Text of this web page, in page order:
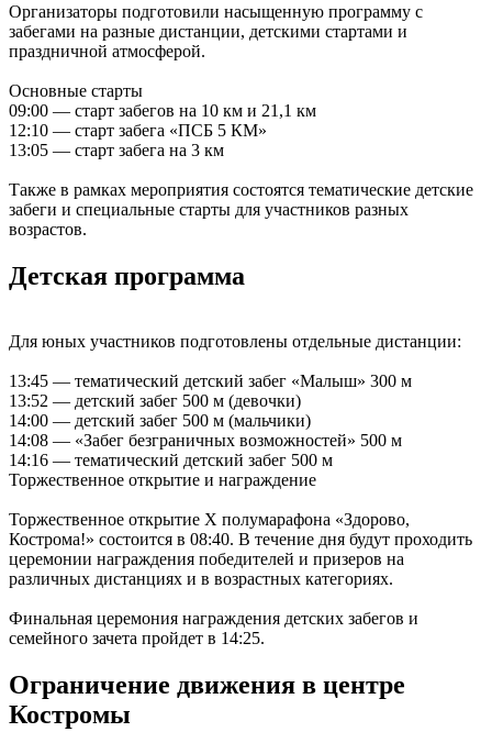
Организаторы подготовили насыщенную программу с
забегами на разные дистанции, детскими стартами и
праздничной атмосферой.
Основные старты
09:00 — старт забегов на 10 км и 21,1 км
12:10 — старт забега «ПСБ 5 КМ»
13:05 — старт забега на 3 км
Также в рамках мероприятия состоятся тематические детские
забеги и специальные старты для участников разных
возрастов.
Детская программа
Для юных участников подготовлены отдельные дистанции:
13:45 — тематический детский забег «Малыш» 300 м
13:52 — детский забег 500 м (девочки)
14:00 — детский забег 500 м (мальчики)
14:08 — «Забег безграничных возможностей» 500 м
14:16 — тематический детский забег 500 м
Торжественное открытие и награждение
Торжественное открытие X полумарафона «Здорово,
Кострома!» состоится в 08:40. В течение дня будут проходить
церемонии награждения победителей и призеров на
различных дистанциях и в возрастных категориях.
Финальная церемония награждения детских забегов и
семейного зачета пройдет в 14:25.
Ограничение движения в центре
Костромы